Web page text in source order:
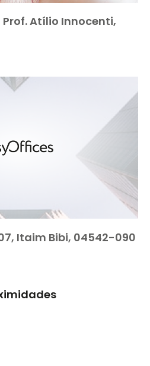
Prof. Atílio Innocenti,
Itaim Bibi, 04542-090